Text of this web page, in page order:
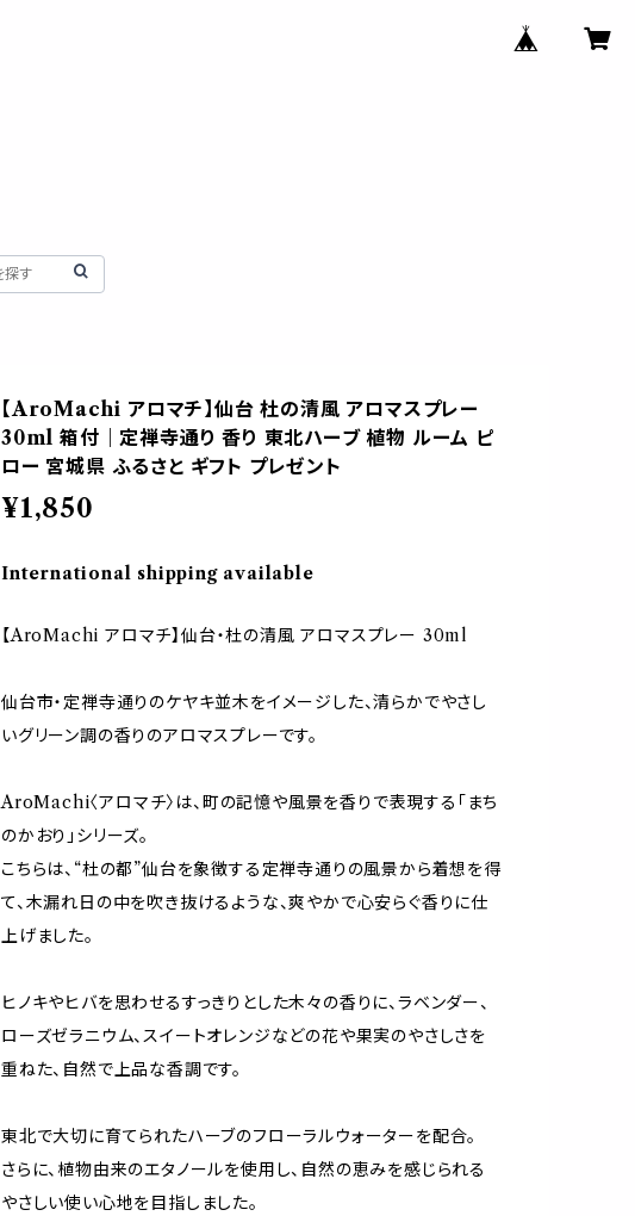
【AroMachi アロマチ】仙台 杜の清風 アロマスプレー
30ml 箱付｜定禅寺通り 香り 東北ハーブ 植物 ルーム ピ
ロー 宮城県 ふるさと ギフト プレゼント
¥1,850
International shipping available
【AroMachi アロマチ】仙台・杜の清風 アロマスプレー 30ml
仙台市・定禅寺通りのケヤキ並木をイメージした、清らかでやさし
いグリーン調の香りのアロマスプレーです。
AroMachi〈アロマチ〉は、町の記憶や風景を香りで表現する「まち
のかおり」シリーズ。
こちらは、“杜の都”仙台を象徴する定禅寺通りの風景から着想を得
て、木漏れ日の中を吹き抜けるような、爽やかで心安らぐ香りに仕
上げました。
ヒノキやヒバを思わせるすっきりとした木々の香りに、ラベンダー、
ローズゼラニウム、スイートオレンジなどの花や果実のやさしさを
重ねた、自然で上品な香調です。
東北で大切に育てられたハーブのフローラルウォーターを配合。
さらに、植物由来のエタノールを使用し、自然の恵みを感じられる
やさしい使い心地を目指しました。